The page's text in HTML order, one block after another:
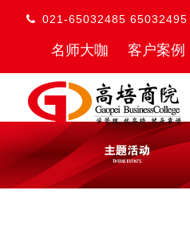
021-65032485 65032495
名师大咖 客户案例